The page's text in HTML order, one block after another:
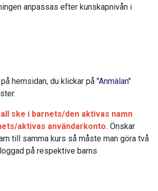
anpassas efter kunskapnivån i
hemsidan, du klickar på "Anmälan"
ske i barnets/den aktivas namn
aktivas användarkonto. Önskar
till samma kurs så måste man göra två
på respektive barns